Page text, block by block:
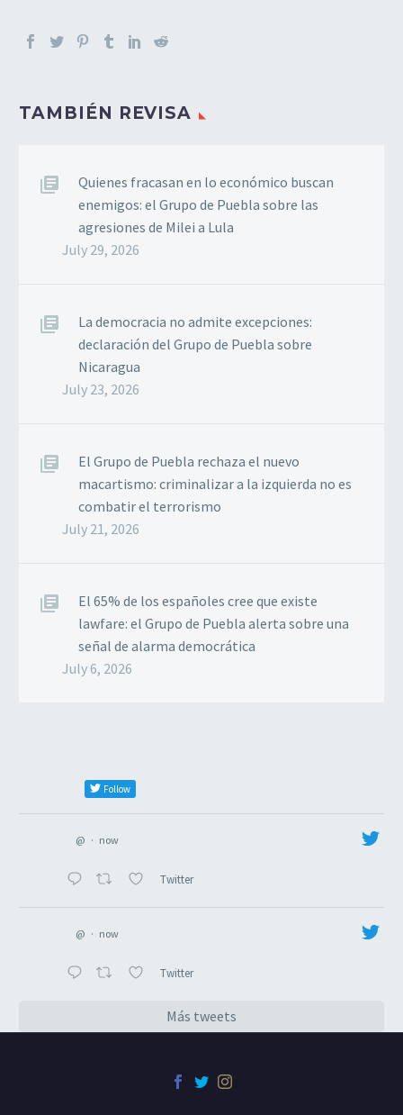
TAMBIÉN REVISA
Quienes fracasan en lo económico buscan
enemigos: el Grupo de Puebla sobre las
agresiones de Milei a Lula
July 29, 2026
La democracia no admite excepciones:
declaración del Grupo de Puebla sobre
Nicaragua
July 23, 2026
El Grupo de Puebla rechaza el nuevo
macartismo: criminalizar a la izquierda no es
combatir el terrorismo
July 21, 2026
El 65% de los españoles cree que existe
lawfare: el Grupo de Puebla alerta sobre una
señal de alarma democrática
July 6, 2026
Follow
@ · now
Twitter
@ · now
Twitter
Más tweets